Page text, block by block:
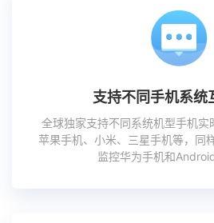
支持不同手机系统
全球独家支持不同系统机型手机
苹果手机、小米、三星手机等，同
监控华为手机和Android